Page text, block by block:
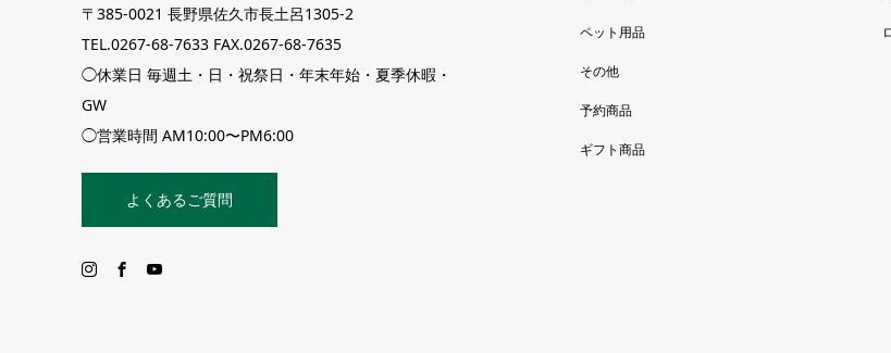
〒385-0021 長野県佐久市長土呂1305-2
TEL.0267-68-7633 FAX.0267-68-7635
◯休業日 毎週土・日・祝祭日・年末年始・夏季休暇・
GW
◯営業時間 AM10:00〜PM6:00
よくあるご質問
ペット用品
その他
予約商品
ギフト商品